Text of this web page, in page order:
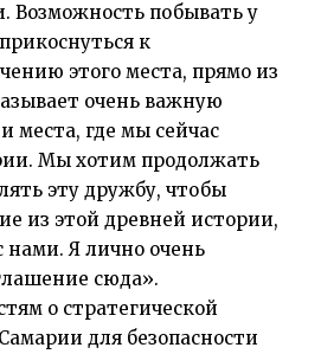
Возможность побывать у
к
этого места, прямо из
очень важную
места, где мы сейчас
Мы хотим продолжать
эту дружбу, чтобы
из этой древней истории,
нами. Я лично очень
сюда».
о стратегической
для безопасности